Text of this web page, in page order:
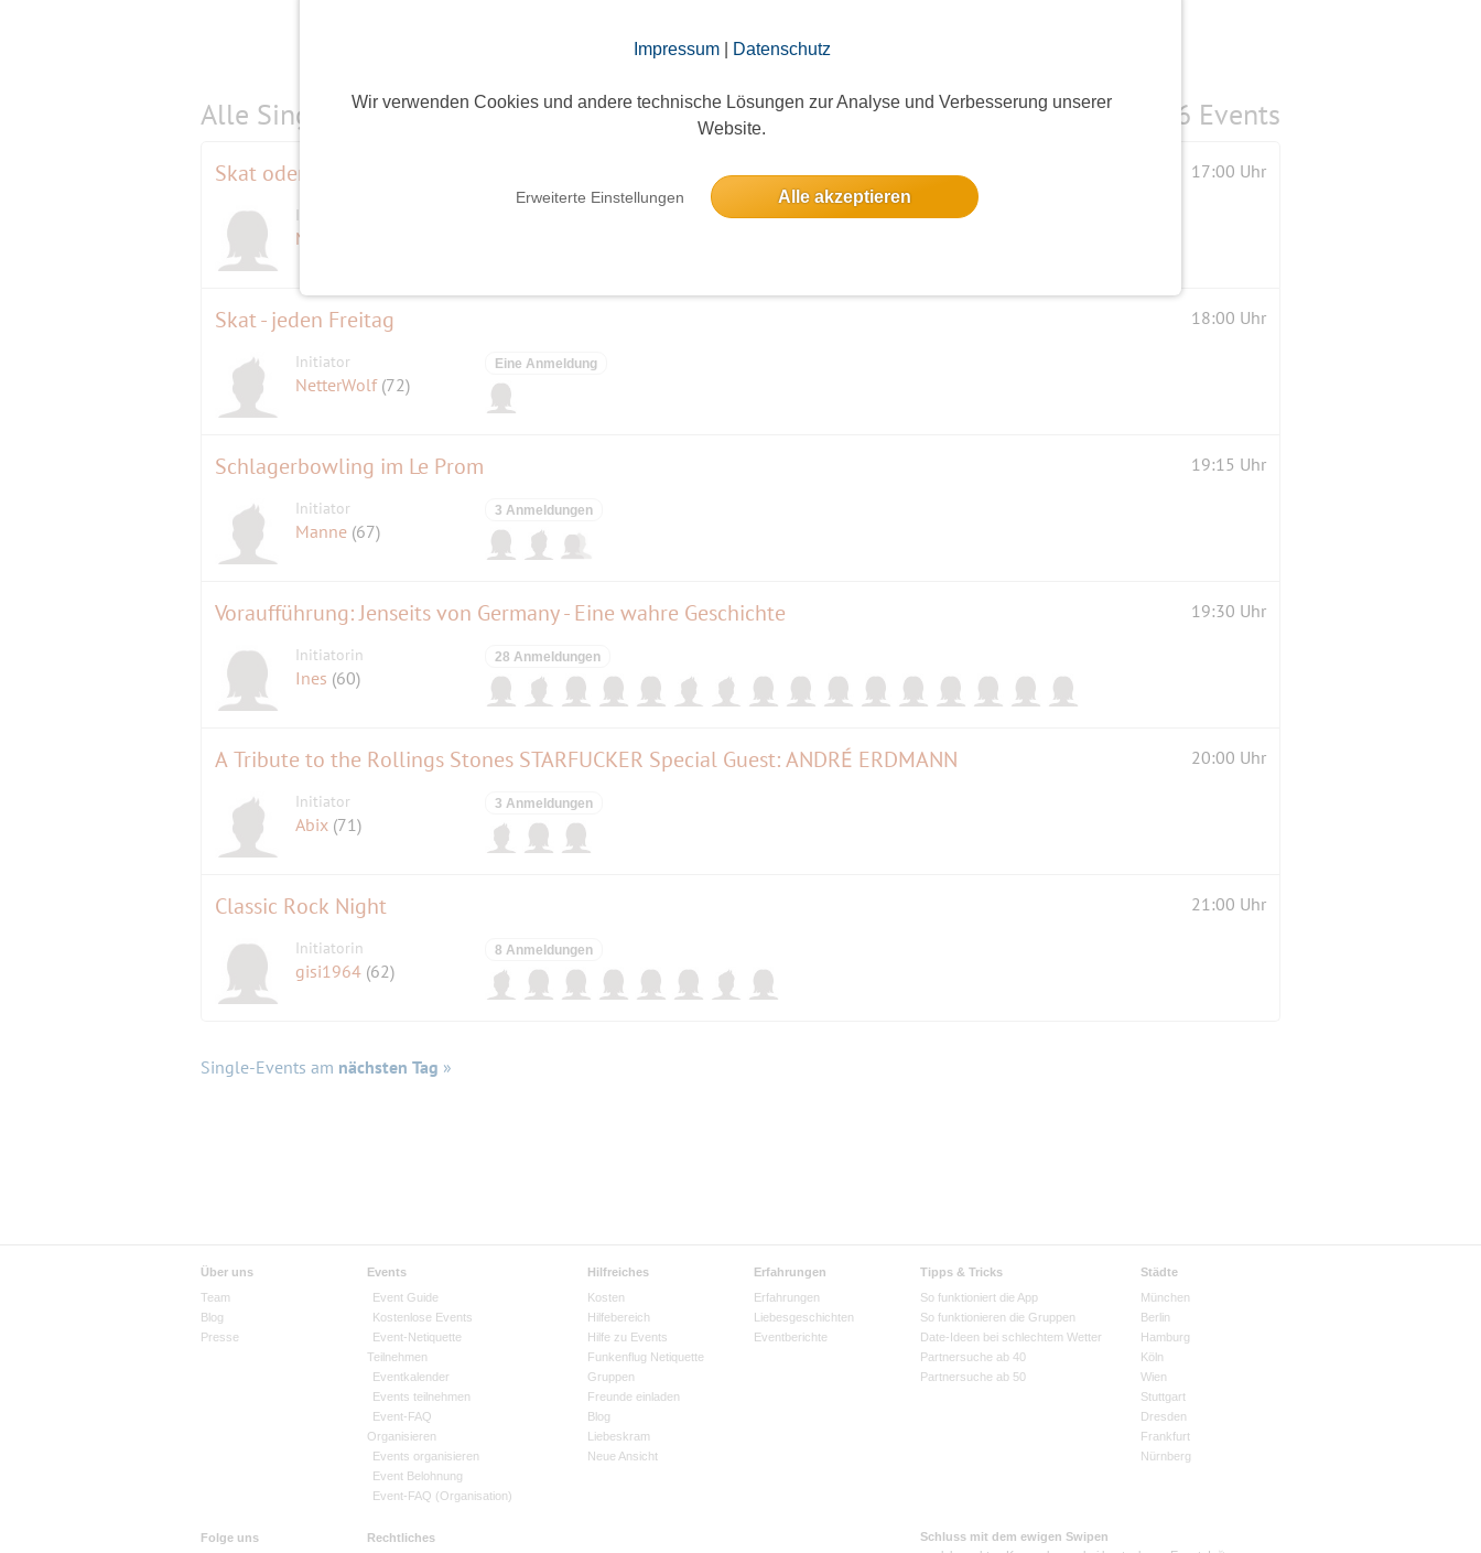
Impressum| Datenschutz
Wir verwenden Cookies und andere technische Lösungen zur Analyse und Verbesserung unserer
Website.
Erweiterte Einstellungen Alle akzeptieren
Alle Single-Events amselben Tag 6 Events
Skat oder Doppelkopf 17:00 Uhr
Initiatorin
Mathilde
Skat - jeden Freitag 18:00 Uhr
Initiator
NetterWolf (72)
Eine Anmeldung
Schlagerbowling im Le Prom 19:15 Uhr
Initiator
Manne (67)
3 Anmeldungen
Voraufführung: Jenseits von Germany - Eine wahre Geschichte 19:30 Uhr
Initiatorin
Ines (60)
28 Anmeldungen
A Tribute to the Rollings Stones STARFUCKER Special Guest: ANDRÉ ERDMANN 20:00 Uhr
Initiator
Abix (71)
3 Anmeldungen
Classic Rock Night 21:00 Uhr
Initiatorin
gisi1964 (62)
8 Anmeldungen
Single-Events am nächsten Tag »
Über uns
Team
Blog
Presse
Events
Event Guide
Kostenlose Events
Event-Netiquette
Teilnehmen
Eventkalender
Events teilnehmen
Event-FAQ
Organisieren
Events organisieren
Event Belohnung
Event-FAQ (Organisation)
Hilfreiches
Kosten
Hilfebereich
Hilfe zu Events
Funkenflug Netiquette
Gruppen
Freunde einladen
Blog
Liebeskram
Neue Ansicht
Erfahrungen
Erfahrungen
Liebesgeschichten
Eventberichte
Tipps & Tricks
So funktioniert die App
So funktionieren die Gruppen
Date-Ideen bei schlechtem Wetter
Partnersuche ab 40
Partnersuche ab 50
Städte
München
Berlin
Hamburg
Köln
Wien
Stuttgart
Dresden
Frankfurt
Nürnberg
Folge uns Rechtliches
Schluss mit dem ewigen Swipen